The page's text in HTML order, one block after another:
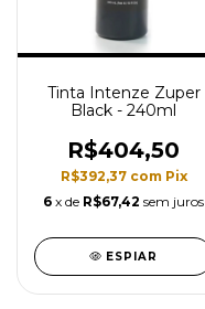
Tinta Intenze Zuper
Black - 240ml
R$404,50
R$392,37 com Pix
6 x de R$67,42 sem juros
ESPIAR